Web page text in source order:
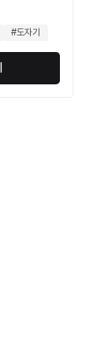
#도자기